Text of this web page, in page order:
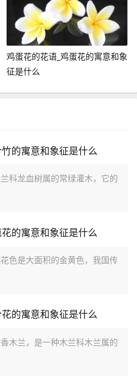
鸡蛋花的花语_鸡蛋花的寓意和象
征是什么
的寓意和象征是什么
科龙血树属的常绿灌木，它的
的寓意和象征是什么
色是大面积的金黄色，我国传
的寓意和象征是什么
木兰，是一种木兰科木兰属的